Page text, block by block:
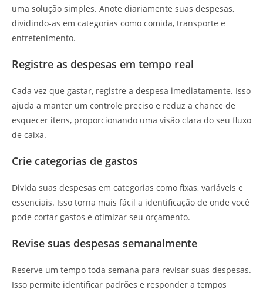
uma solução simples. Anote diariamente suas despesas,
dividindo-as em categorias como comida, transporte e
entretenimento.
Registre as despesas em tempo real
Cada vez que gastar, registre a despesa imediatamente. Isso
ajuda a manter um controle preciso e reduz a chance de
esquecer itens, proporcionando uma visão clara do seu fluxo
de caixa.
Crie categorias de gastos
Divida suas despesas em categorias como fixas, variáveis e
essenciais. Isso torna mais fácil a identificação de onde você
pode cortar gastos e otimizar seu orçamento.
Revise suas despesas semanalmente
Reserve um tempo toda semana para revisar suas despesas.
Isso permite identificar padrões e responder a tempos